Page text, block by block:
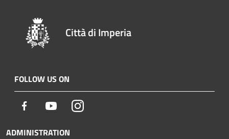
Città di Imperia
FOLLOW US ON
Facebook YoutubeInstagram
ADMINISTRATION